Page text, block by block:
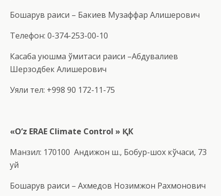
Бошқарув раиси – Бакиев Музаффар Алишерович
Телефон: 0-374-253-00-10
Касаба уюшма қўмитаси раиси –Абдувалиев
Шерзодбек Алишерович
Уяли тел: +998 90 172-11-75
«O’z ERAE Climate Control » ҚК
Манзил: 170100 Андижон ш., Бобур-шох кўчаси, 73
уй
Бошқарув раиси – Ахмедов Нозимжон Рахмонович